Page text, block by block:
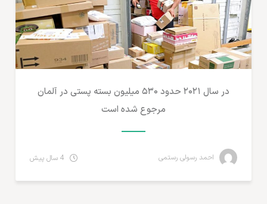
در سال ۲۰۲۱ حدود ۵۳۰ میلیون بسته پستی در آلمان
مرجوع شده است
احمد رسولی رستمی